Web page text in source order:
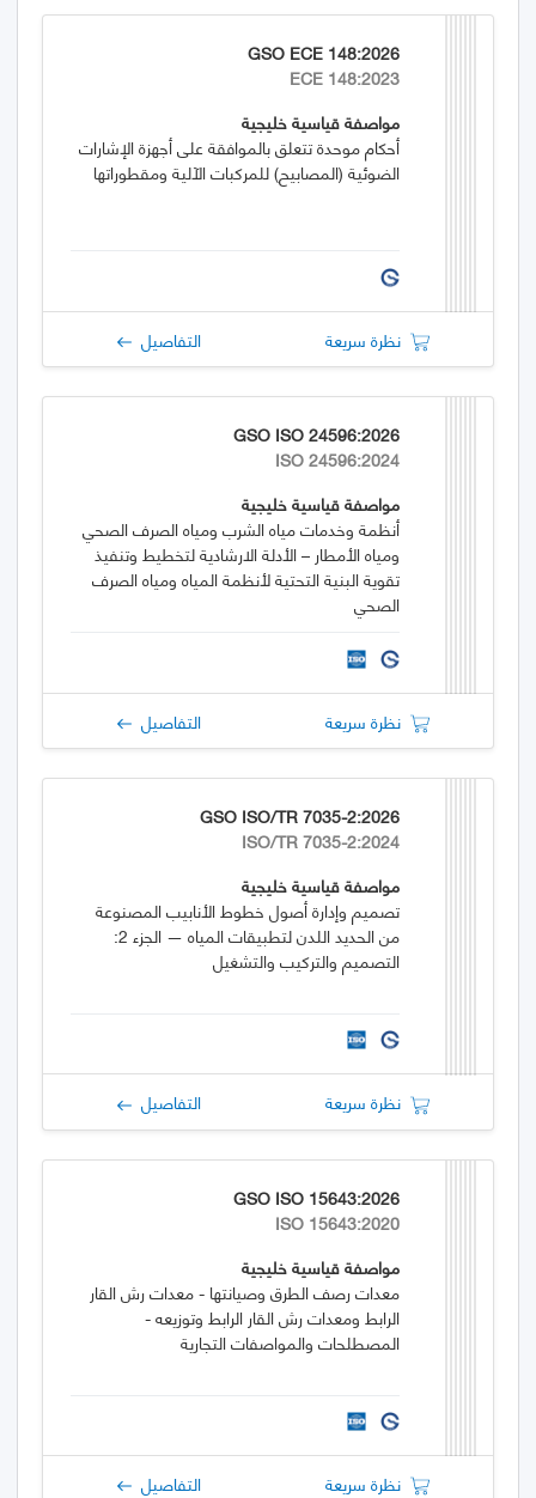
GSO ECE 148:2026
ECE 148:2023
مواصفة قياسية خليجية
أحكام موحدة تتعلق بالموافقة على أجهزة الإشارات
الضوئية (المصابيح) للمركبات الآلية ومقطوراتها
نظرة سريعة التفاصيل
GSO ISO 24596:2026
ISO 24596:2024
مواصفة قياسية خليجية
أنظمة وخدمات مياه الشرب ومياه الصرف الصحي
ومياه الأمطار – الأدلة الارشادية لتخطيط وتنفيذ
تقوية البنية التحتية لأنظمة المياه ومياه الصرف
الصحي
نظرة سريعة التفاصيل
GSO ISO/TR 7035-2:2026
ISO/TR 7035-2:2024
مواصفة قياسية خليجية
تصميم وإدارة أصول خطوط الأنابيب المصنوعة
من الحديد اللدن لتطبيقات المياه — الجزء 2:
التصميم والتركيب والتشغيل
نظرة سريعة التفاصيل
GSO ISO 15643:2026
ISO 15643:2020
مواصفة قياسية خليجية
معدات رصف الطرق وصيانتها - معدات رش القار
الرابط ومعدات رش القار الرابط وتوزيعه -
المصطلحات والمواصفات التجارية
نظرة سريعة التفاصيل